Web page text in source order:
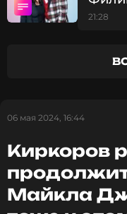
Читайте
чтобы
ССЫЛКА
21:28
06 мая 2024, 16:44
Киркоров
Майкла